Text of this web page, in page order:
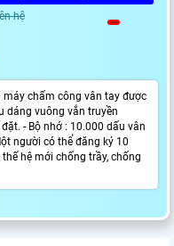
hệ
máy chấm công vân tay được
dáng vuông vắn truyền
- Bộ nhớ : 10.000 dấu vân
người có thể đăng ký 10
hệ mới chống trầy, chống